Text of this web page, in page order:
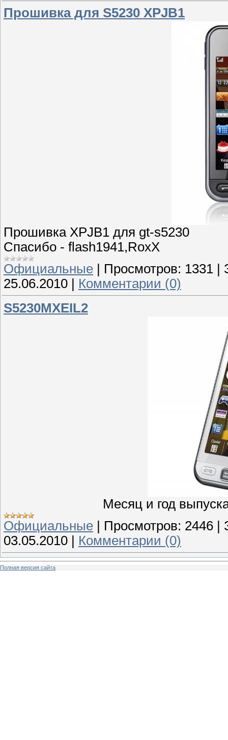
Прошивка для S5230 XPJB1
Прошивка XPJB1 для gt-s5230
Спасибо - flash1941,RoxX
Официальные
Просмотров: 1331
25.06.2010
Комментарии (0)
S5230MXEIL2
Месяц и год
Официальные | Просмотров: 2446 |
03.05.2010 | Комментарии (0)
Полная версия сайта